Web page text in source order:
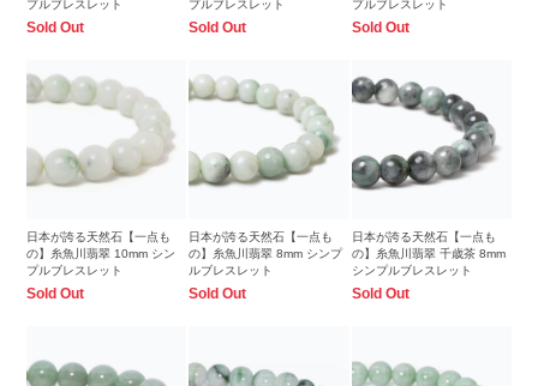
プルブレスレット
Sold Out
プルブレスレット
Sold Out
プルブレスレット
Sold Out
日本が誇る天然石【一点も
の】糸魚川翡翠 10mm シン
プルブレスレット
Sold Out
日本が誇る天然石【一点も
の】糸魚川翡翠 8mm シンプ
ルブレスレット
Sold Out
日本が誇る天然石【一点も
の】糸魚川翡翠 千歳茶 8mm
シンプルブレスレット
Sold Out